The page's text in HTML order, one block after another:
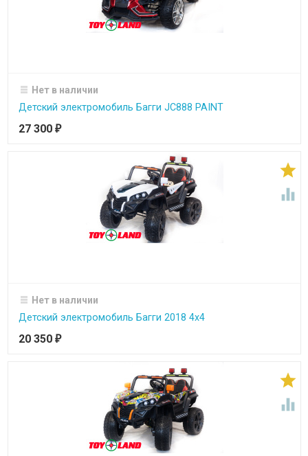
Нет в наличии
Детский электромобиль Багги JC888 PAINT
27 300 ₽


Нет в наличии
Детский электромобиль Багги 2018 4х4
20 350 ₽

